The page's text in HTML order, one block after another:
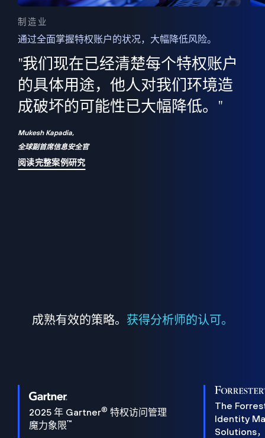
制造业
通过全面掌握特权账户的状况，大幅降低风险。
"我们现在已经清楚每个特权账户
的具体用途，他人对我们环境造
成破坏的可能性已大幅降低。"
Mukesh Kapadia,
全球副首席信息安全官
阅读完整案例研究
成熟有效的策略。 获得分析师的认可。
2025 年 Gartner® 特权访问管理
魔力象限™
The
Identity
Solutions